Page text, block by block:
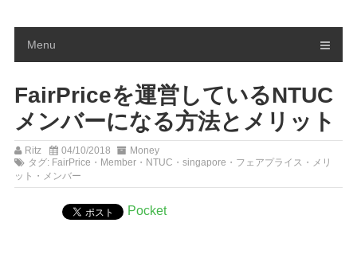
Menu
FairPriceを運営しているNTUC
メンバーになる方法とメリット
Ritz 04/10/2018
Money
タグ: FairPrice ・ Member・ NTUC ・ singapore ・ フェアプライス ・ メリ
ット ・ メンバー
Pocket